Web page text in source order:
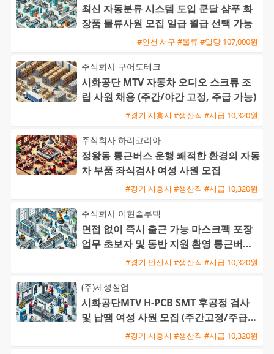
최신 자동분류 시스템 도입 쿤달 샴푸 화
장품 물류사원 모집 일급 월급 선택 가능
#인천 서구 #물류 #일당 107,000원
주식회사 구어도테크
시화공단 MTV 자동차 오디오 스크류 조
립 사원 채용 (주간/야간 고정, 주급 가능)
#경기 시흥시 #생산직 #시급 10,320원
주식회사 하리코리아
정왕동 통근버스 운행 쾌적한 환경의 자동
차 부품 좌식검사 여성 사원 모집
#경기 시흥시 #생산직 #시급 10,320원
주식회사 이현솔루텍
면접 없이 즉시 출근 가능 마스크팩 포장
업무 초보자 및 동반 지원 환영 통근버스
#경기 안산시 #생산직 #시급 10,320원
(주)제성실업
시화공단MTV H-PCB SMT 후공정 검사
및 납땜 여성 사원 모집 (주간고정/주급지
#경기 시흥시 #생산직 #시급 10,320원